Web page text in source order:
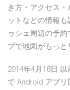
き方・アクセス
ットなどの情報も
ゥシェ周辺の予
プで地図がもっと
2014年4月18日
で Android アプ